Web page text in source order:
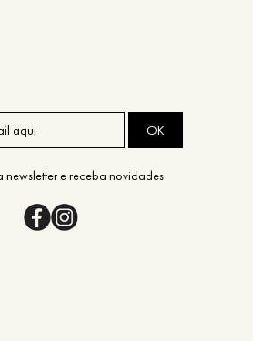
OK
newsletter e receba novidades